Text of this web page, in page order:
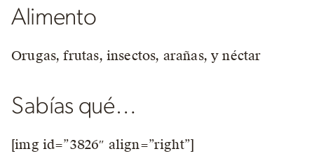
Alimento
Orugas, frutas, insectos, arañas, y néctar
Sabías qué…
[img id=”3826″ align=”right”]